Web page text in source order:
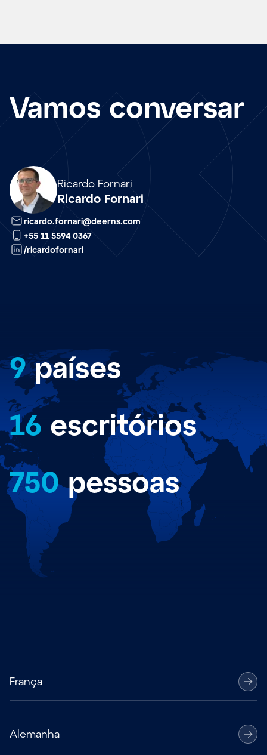
Vamos conversar
Ricardo Fornari
Ricardo Fornari
Array
ricardo.fornari@deerns.com
+55 11 5594 0367
/ricardofornari
9países
16 escritórios
750pessoas
França
Alemanha